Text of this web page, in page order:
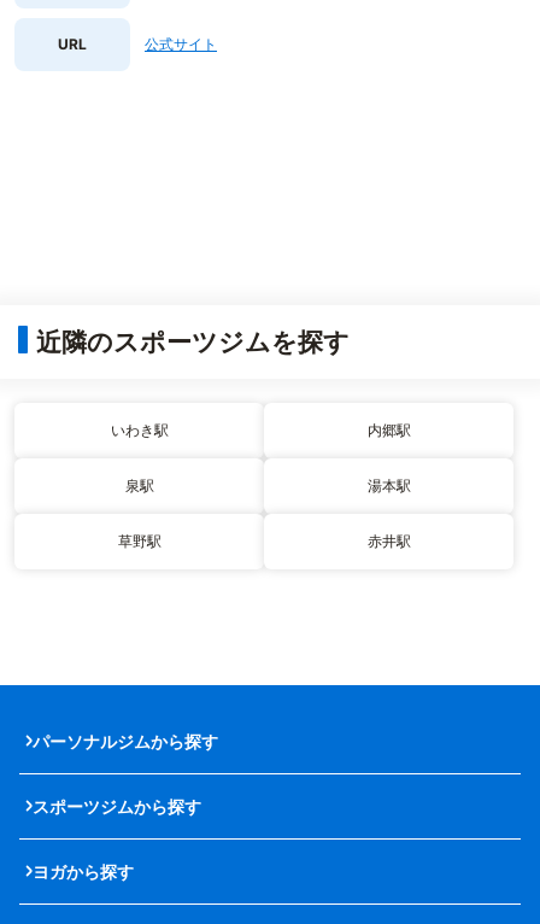
URL 公式サイト
近隣のスポーツジムを探す
いわき駅 内郷駅
泉駅 湯本駅
草野駅 赤井駅
パーソナルジムから探す
スポーツジムから探す
ヨガから探す